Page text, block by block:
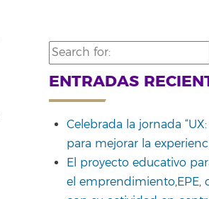
Search
for:
ENTRADAS
Celebrada la jornada
para mejorar la
El proyecto educativo
el emprendimiento,EPE,